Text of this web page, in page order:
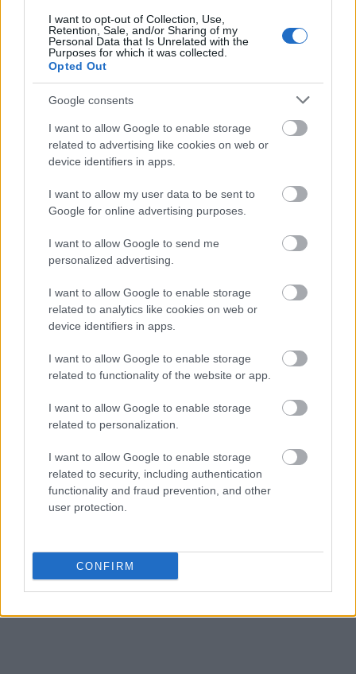
I want to opt-out of Collection, Use,
Retention, Sale, and/or Sharing of my
Personal Data that Is Unrelated with the
Purposes for which it was collected.
Opted Out
Google consents
I want to allow Google to enable storage
related to advertising like cookies on web or
device identifiers in apps.
I want to allow my user data to be sent to
Google for online advertising purposes.
I want to allow Google to send me
personalized advertising.
I want to allow Google to enable storage
related to analytics like cookies on web or
device identifiers in apps.
I want to allow Google to enable storage
related to functionality of the website or app.
I want to allow Google to enable storage
related to personalization.
I want to allow Google to enable storage
related to security, including authentication
functionality and fraud prevention, and other
user protection.
CONFIRM
Η Κέιτι Πέρι και ο Ορλάντο Μπλουμ γνωρίστηκαν
στο after party των Χρυσών Σφαιρών τον
Ιανουάριο του 2016 και αμέσως κατάλαβαν πως
ανάμεσά τους υπάρχει μια έντονη έλξη. Την άνοιξη
της ίδιας χρονιάς, οι δυο τους επιβεβαίωσαν τη
σχέση τους μέσω των κοινών εμφανίσεων και
αναρτήσεων στο IG. Τον Μάρτιο του 2017,
ανακοινώθηκε ο χωρισμός τους, ωστόσο μετά από
λίγους μήνες επανασυνδέθηκαν. Στις αρχές του
2018, ταξίδεψαν στο εξωτερικό, επιβεβαιώνοντας
πως είναι πάλι μαζί.